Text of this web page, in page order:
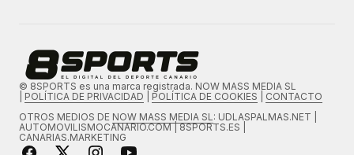
© 8SPORTS es una marca registrada. NOW MASS MEDIA SL
POLÍTICA DE PRIVACIDAD POLÍTICA DE COOKIES
CONTACTO
OTROS MEDIOS DE NOW MASS MEDIA SL : UDLASPALMAS.NET |
AUTOMOVILISMOCANARIO.COM | 8SPORTS.ES |
CANARIAS.MARKETING